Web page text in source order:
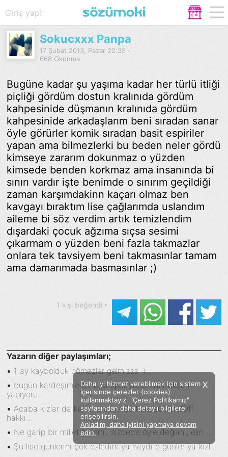
Facebook Twitter Instagram
Sözümoki © 2020 - V.8
Giriş yap!
Sokucxxx Panpa
17 Şubat 2013, Pazar 22:35 ·
668 Okunma
Bugüne kadar şu yaşıma kadar her türlü itliği
piçliği gördüm dostun kralınıda gördüm
kahpesinide düşmanın kralınıda gördüm
kahpesinide arkadaşlarım beni sıradan sanar
öyle görürler komik sıradan basit espiriler
yapan ama bilmezlerki bu beden neler gördü
kimseye zararım dokunmaz o yüzden
kimsede benden korkmaz ama insanında bi
sınırı vardır işte benimde o sınırım geçildiği
zaman karşımdakinn kaçarı olmaz ben
kavgayı bıraktım lise çağlarımda uslandım
aileme bi söz verdim artık temizlendim
dışardaki çocuk ağzıma sıçsa sesimi
çıkarmam o yüzden beni fazla takmazlar
onlara tek tavsiyem beni takmasınlar tamam
ama damarımada basmasınlar ;)
1 kişi beğendi ·
Yazarın diğer paylaşımları;
• 1 ay kaybolduk çömezler gelmisss :)...
• bugün kardeşimle fena bi spor yaptık her akşam
yapıyoru...
•Acaba kızlar da kendi aralarında konuşurken,''Off
hakkı...
• Ne garip bir milletiz demi, sizcede öyle değilmi, elin ...
• Şu lise günlerini çok özledim ya neydi o günler ya kızl...
X
Daha iyi hizmet verebilmek için sistem
içerisinde çerezler (cookies)
kullanmaktayız. "Çerez Politikamız"
sayfasından daha detaylı bilgilere
erişebilirsin.
Anladım, daha iyisini yapmaya devam
edin.